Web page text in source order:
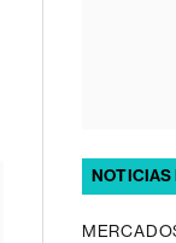
NOTICIAS